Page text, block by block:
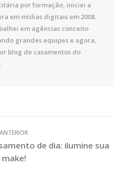
por formação, iniciei a
em mídias digitais em 2008.
em agências conceito
grandes equipes e agora,
blog de casamentos do
ANTERIOR
Post
Anterior:
de dia: ilumine sua
make!